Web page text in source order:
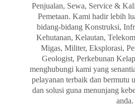
Penjualan, Sewa, Service &
Pemetaan. Kami hadir lebih
bidang-bidang Konstruksi,
Kehutanan, Kelautan,
Migas, Militer, Eksplorasi,
Geologist, Perkebunan
menghubungi kami yang
pelayanan terbaik dan bermutu
dan solusi guna menunjang
anda.